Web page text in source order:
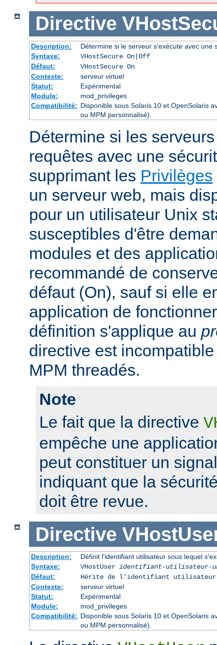
Directive
Description:
Détermine si le serveur s'exécute avec
Syntaxe:
VHostSecure On|Off
Défaut:
VHostSecure On
Contexte:
serveur virtuel
Statut:
Expérimental
Module:
mod_privileges
Compatibilité: Disponible sous Solaris 10 et OpenSolaris
ou MPM personnalisé).
Détermine si les
requêtes avec une
supprimant les Privilèges
un serveur web, mais
pour un utilisateur Unix
susceptibles d'être
modules et des
recommandé de
défaut (On), sauf si elle
application de
définition s'applique au
directive est
MPM threadés.
Note
Le fait que la directive
empêche une
peut constituer un
indiquant que la
doit être revue.
Directive
Description:
Définit l'identifiant utilisateur sous lequel
Syntaxe:
VHostUser identifiant-utilisateur-
Défaut:
Hérite de l'identifiant
Contexte:
serveur virtuel
Statut:
Expérimental
Module:
mod_privileges
Compatibilité: Disponible sous Solaris 10 et OpenSolaris
ou MPM personnalisé).